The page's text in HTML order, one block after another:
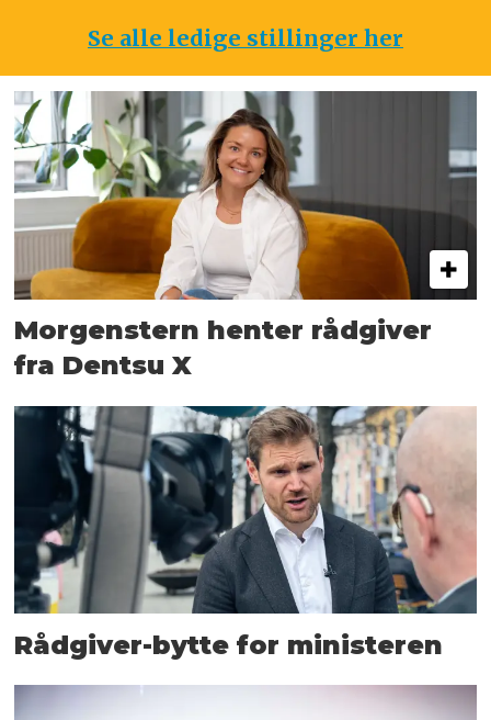
Se alle ledige stillinger her
Morgenstern henter rådgiver
fra Dentsu X
Rådgiver-bytte for ministeren